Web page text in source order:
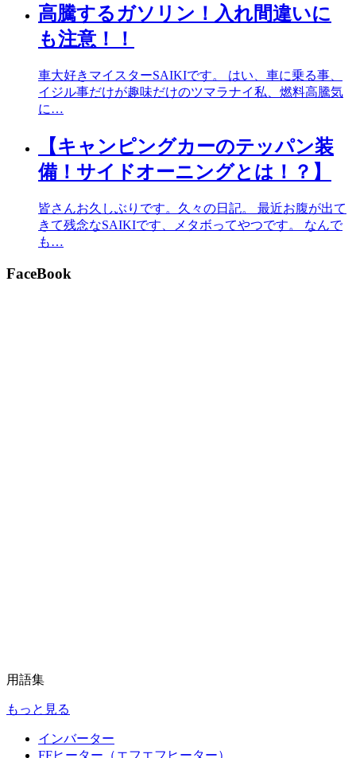
高騰するガソリン！入れ間違いに
も注意！！
車大好きマイスターSAIKIです。 はい、車に乗る事、
イジル事だけが趣味だけのツマラナイ私、燃料高騰気
に…
【キャンピングカーのテッパン装
備！サイドオーニングとは！？】
皆さんお久しぶりです。久々の日記。 最近お腹が出て
きて残念なSAIKIです、メタボってやつです。 なんで
も…
FaceBook
用語集
もっと見る
インバーター
FFヒーター（エフエフヒーター）